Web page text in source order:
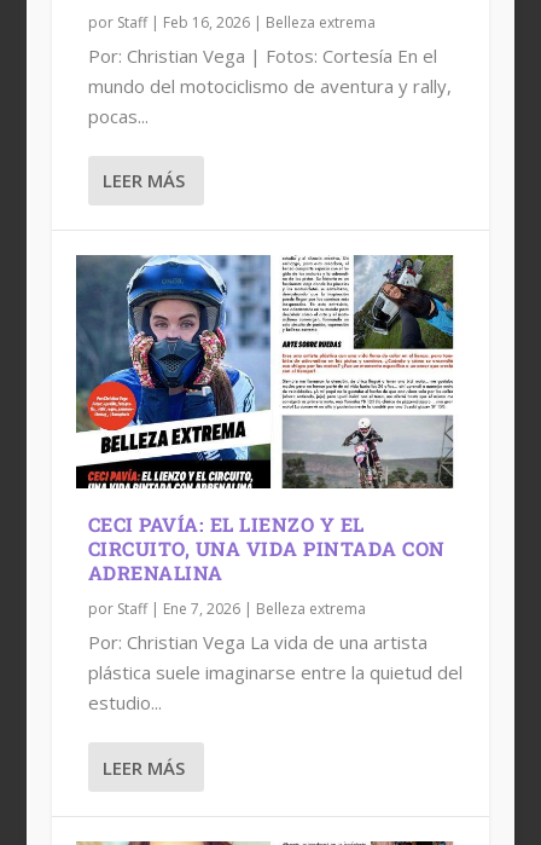
por Staff| Feb 16, 2026| Belleza extrema
Por: Christian Vega | Fotos: Cortesía En el
mundo del motociclismo de aventura y rally,
pocas...
LEER MÁS
CECI PAVÍA: EL LIENZO Y EL
CIRCUITO, UNA VIDA PINTADA CON
ADRENALINA
por Staff| Ene 7, 2026| Belleza extrema
Por: Christian Vega La vida de una artista
plástica suele imaginarse entre la quietud del
estudio...
LEER MÁS